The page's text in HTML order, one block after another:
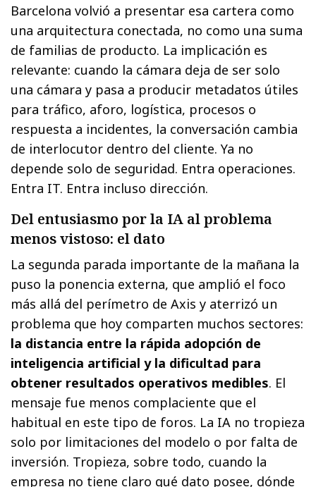
Barcelona volvió a presentar esa cartera como
una arquitectura conectada, no como una suma
de familias de producto. La implicación es
relevante: cuando la cámara deja de ser solo
una cámara y pasa a producir metadatos útiles
para tráfico, aforo, logística, procesos o
respuesta a incidentes, la conversación cambia
de interlocutor dentro del cliente. Ya no
depende solo de seguridad. Entra operaciones.
Entra IT. Entra incluso dirección.
Del entusiasmo por la IA al problema
menos vistoso: el dato
La segunda parada importante de la mañana la
puso la ponencia externa, que amplió el foco
más allá del perímetro de Axis y aterrizó un
problema que hoy comparten muchos sectores:
la distancia entre la rápida adopción de
inteligencia artificial y la dificultad para
obtener resultados operativos medibles. El
mensaje fue menos complaciente que el
habitual en este tipo de foros. La IA no tropieza
solo por limitaciones del modelo o por falta de
inversión. Tropieza, sobre todo, cuando la
empresa no tiene claro qué dato posee, dónde